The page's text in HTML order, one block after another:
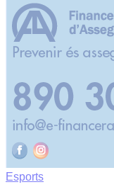
Esports